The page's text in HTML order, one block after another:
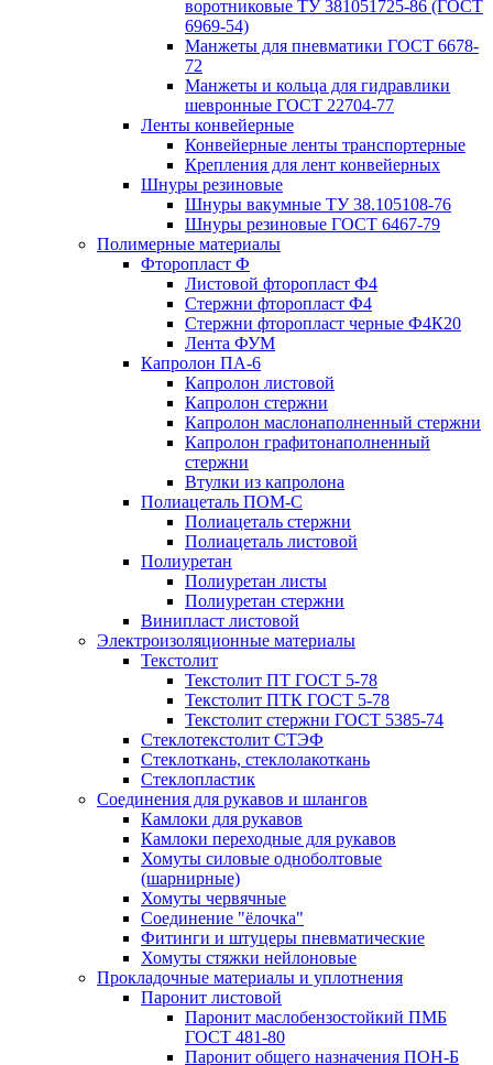
воротниковые ТУ 381051725-86 (ГОСТ
6969-54)
Манжеты для пневматики ГОСТ 6678-
72
Манжеты и кольца для гидравлики
шевронные ГОСТ 22704-77
Ленты конвейерные
Конвейерные ленты транспортерные
Крепления для лент конвейерных
Шнуры резиновые
Шнуры вакумные ТУ 38.105108-76
Шнуры резиновые ГОСТ 6467-79
Полимерные материалы
Фторопласт Ф
Листовой фторопласт Ф4
Стержни фторопласт Ф4
Стержни фторопласт черные Ф4К20
Лента ФУМ
Капролон ПА-6
Капролон листовой
Капролон стержни
Капролон маслонаполненный стержни
Капролон графитонаполненный
стержни
Втулки из капролона
Полиацеталь ПОМ-С
Полиацеталь стержни
Полиацеталь листовой
Полиуретан
Полиуретан листы
Полиуретан стержни
Винипласт листовой
Электроизоляционные материалы
Текстолит
Текстолит ПТ ГОСТ 5-78
Текстолит ПТК ГОСТ 5-78
Текстолит стержни ГОСТ 5385-74
Стеклотекстолит СТЭФ
Стеклоткань, стеклолакоткань
Стеклопластик
Соединения для рукавов и шлангов
Камлоки для рукавов
Камлоки переходные для рукавов
Хомуты силовые одноболтовые
(шарнирные)
Хомуты червячные
Соединение "ёлочка"
Фитинги и штуцеры пневматические
Хомуты стяжки нейлоновые
Прокладочные материалы и уплотнения
Паронит листовой
Паронит маслобензостойкий ПМБ
ГОСТ 481-80
Паронит общего назначения ПОН-Б